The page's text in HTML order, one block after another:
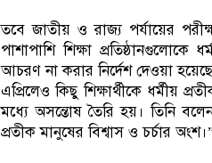
তবে জাতীয় ও রাজ্য পর্যায়ের
পাশাপাশি শিক্ষা
আচরণ না করার নির্দেশ দেওয়া
এপ্রিলেও কিছু শিক্ষার্থীকে ধর্মীয়
মধ্যে অসন্তোষ তৈরি হয়। তিনি
প্রতীক মানুষের বিশ্বাস ও চর্চার